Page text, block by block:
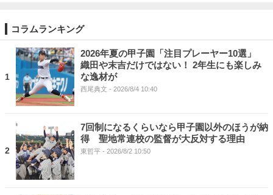
コラムランキング
1
2026年夏の甲子園「注目プレーヤー10選」
織田や末吉だけではない！ 2年生にも楽しみ
な逸材が
西尾典文 - 2026/8/4 10:40
2
7回制になるくらいなら甲子園以外のほうが納
得 聖地常連校の監督が大反対する理由
東哲平 - 2026/8/2 10:50